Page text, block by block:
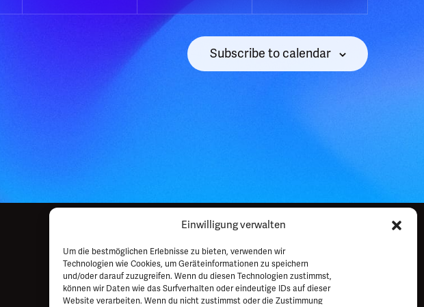
Einwilligung verwalten
Um die bestmöglichen Erlebnisse zu bieten, verwenden wir
Technologien wie Cookies, um Geräteinformationen zu speichern
und/oder darauf zuzugreifen. Wenn du diesen Technologien zustimmst,
können wir Daten wie das Surfverhalten oder eindeutige IDs auf dieser
Website verarbeiten. Wenn du nicht zustimmst oder die Zustimmung
Subscribe to calendar
ImpressumDatenschutzFAQ